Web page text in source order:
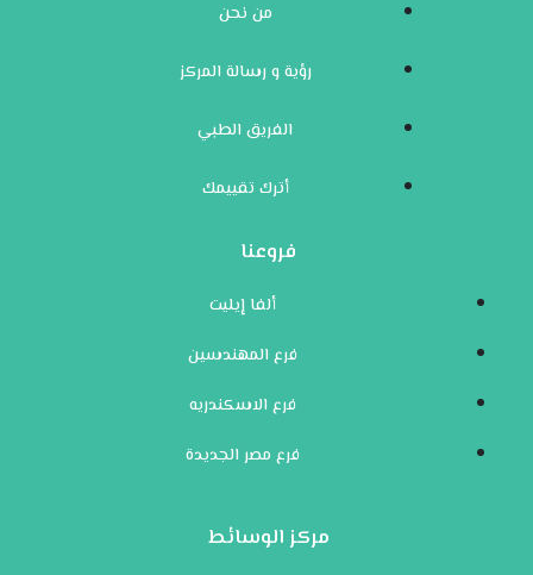
من نحن
رؤية و رسالة المركز
الفريق الطبي
أترك تقييمك
فروعنا
ألفا إيليت
فرع المهندسين
فرع الاسكندريه
فرع مصر الجديدة
مركز الوسائط